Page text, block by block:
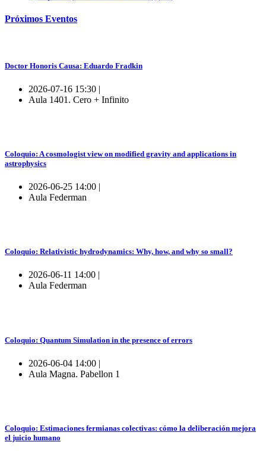
Próximos Eventos
Doctor Honoris Causa: Eduardo Fradkin
2026-07-16 15:30 |
Aula 1401. Cero + Infinito
Coloquio: A cosmologist view on modified gravity and applications in
astrophysics
2026-06-25 14:00 |
Aula Federman
Coloquio: Relativistic hydrodynamics: Why, how, and why so small?
2026-06-11 14:00 |
Aula Federman
Coloquio: Quantum Simulation in the presence of errors
2026-06-04 14:00 |
Aula Magna. Pabellon 1
Coloquio: Estimaciones fermianas colectivas: cómo la deliberación mejora
el juicio humano